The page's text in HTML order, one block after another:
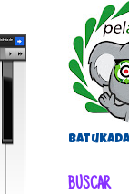
Batukada
BUSCAR